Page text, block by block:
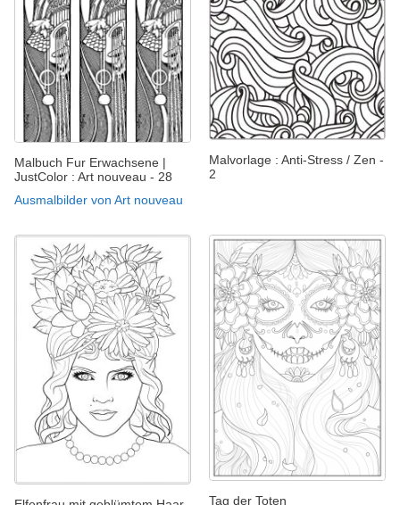
Malbuch Fur Erwachsene |
JustColor : Art nouveau - 28
Ausmalbilder von Art nouveau
Malvorlage : Anti-Stress / Zen -
2
Tag der Toten